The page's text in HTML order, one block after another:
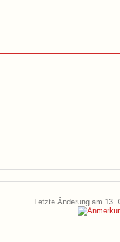
Letzte Änderung am 13.